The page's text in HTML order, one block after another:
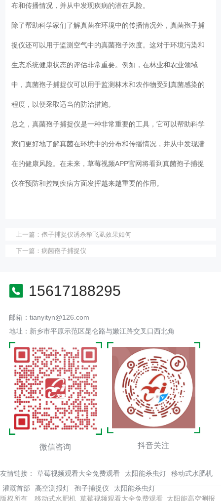
布和传播情况，并从中发现疾病的潜在风险。
除了帮助科学家们了解真菌在环境中的传播情况外，真菌孢子捕
捉仪还可以用于监测空气中的真菌孢子浓度。这对于环境污染和
生态系统健康状态的评估非常重要。例如，在林业和农业领域
中，真菌孢子捕捉仪可以用于监测林木和农作物受到真菌感染的
程度，以便采取适当的防治措施。
总之，真菌孢子捕捉仪是一种非常重要的工具，它可以帮助科学
家们更好地了解真菌在环境中的分布和传播情况，并从中发现潜
在的健康风险。在未来，草莓视频APP官网将看到真菌孢子捕捉
仪在预防和控制疾病方面发挥越来越重要的作用。
上一篇： 孢子捕捉仪诱杀稻飞虱效果如何
下一篇： 病菌孢子捕捉仪
15617188295
邮箱：tianyityn@126.com
地址：新乡市平原示范区昆仑路与嫩江路交叉口西北角
微信咨询 抖音关注
友情链接： 草莓视频观看大全免费观看 太阳能杀虫灯
移动式水肥机
灌溉首部
高空测报灯 孢子捕捉仪
太阳能杀虫灯
版权所有 移动式水肥机_草莓视频观看大全免费观看_太阳能高空测报